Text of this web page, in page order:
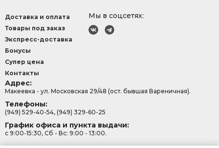
Мы в соцсетях:
Доставка и оплата
Товары под заказ
Экспресс-доставка
Бонусы
Супер цена
Контакты
Адрес:
Макеевка - ул. Московская 29/48 (ост. бывшая Вареничная).
Телефоны:
(949) 529-40-54, (949) 329-60-25
График офиса и пункта выдачи:
с 9:00-15:30, Сб - Вс: 9:00 - 13:00.